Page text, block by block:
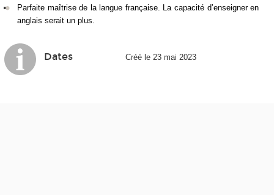
Parfaite maîtrise de la langue française. La capacité d’enseigner en
anglais serait un plus.
Dates Créé le 23 mai 2023